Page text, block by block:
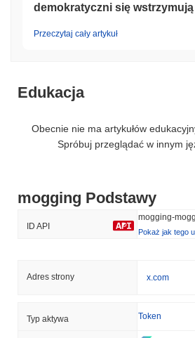
demokratyczni się wstrzymują
Przeczytaj cały artykuł
Edukacja
Obecnie nie ma artykułów
Spróbuj przeglądać w innym
mogging Podstawy
ID API
mogging-
Pokaż jak tego
Adres strony x.com
Typ aktywa Token